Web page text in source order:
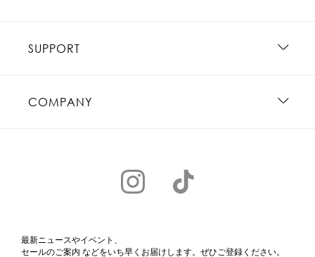
SUPPORT
COMPANY
最新ニュースやイベント、
セールのご案内 などをいち早くお届けします。ぜひご登録ください。